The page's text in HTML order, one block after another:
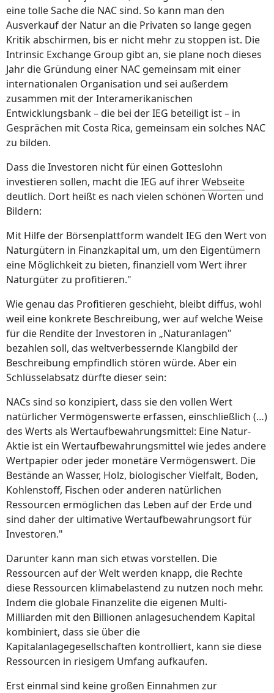
eine tolle Sache die NAC sind. So kann man den
Ausverkauf der Natur an die Privaten so lange gegen
Kritik abschirmen, bis er nicht mehr zu stoppen ist. Die
Intrinsic Exchange Group gibt an, sie plane noch dieses
Jahr die Gründung einer NAC gemeinsam mit einer
internationalen Organisation und sei außerdem
zusammen mit der Interamerikanischen
Entwicklungsbank – die bei der IEG beteiligt ist – in
Gesprächen mit Costa Rica, gemeinsam ein solches NAC
zu bilden.
Dass die Investoren nicht für einen Gotteslohn
investieren sollen, macht die IEG auf ihrerWebseite
deutlich. Dort heißt es nach vielen schönen Worten und
Bildern:
Mit Hilfe der Börsenplattform wandelt IEG den Wert von
Naturgütern in Finanzkapital um, um den Eigentümern
eine Möglichkeit zu bieten, finanziell vom Wert ihrer
Naturgüter zu profitieren."
Wie genau das Profitieren geschieht, bleibt diffus, wohl
weil eine konkrete Beschreibung, wer auf welche Weise
für die Rendite der Investoren in „Naturanlagen"
bezahlen soll, das weltverbessernde Klangbild der
Beschreibung empfindlich stören würde. Aber ein
Schlüsselabsatz dürfte dieser sein:
NACs sind so konzipiert, dass sie den vollen Wert
natürlicher Vermögenswerte erfassen, einschließlich (…)
des Werts als Wertaufbewahrungsmittel: Eine Natur-
Aktie ist ein Wertaufbewahrungsmittel wie jedes andere
Wertpapier oder jeder monetäre Vermögenswert. Die
Bestände an Wasser, Holz, biologischer Vielfalt, Boden,
Kohlenstoff, Fischen oder anderen natürlichen
Ressourcen ermöglichen das Leben auf der Erde und
sind daher der ultimative Wertaufbewahrungsort für
Investoren."
Darunter kann man sich etwas vorstellen. Die
Ressourcen auf der Welt werden knapp, die Rechte
diese Ressourcen klimabelastend zu nutzen noch mehr.
Indem die globale Finanzelite die eigenen Multi-
Milliarden mit den Billionen anlagesuchendem Kapital
kombiniert, dass sie über die
Kapitalanlagegesellschaften kontrolliert, kann sie diese
Ressourcen in riesigem Umfang aufkaufen.
Erst einmal sind keine großen Einnahmen zur